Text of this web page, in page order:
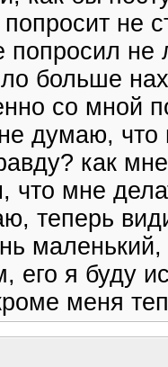
не
не
больше
со мной
думаю, что
как
что мне
теперь
маленький,
его я буду
меня